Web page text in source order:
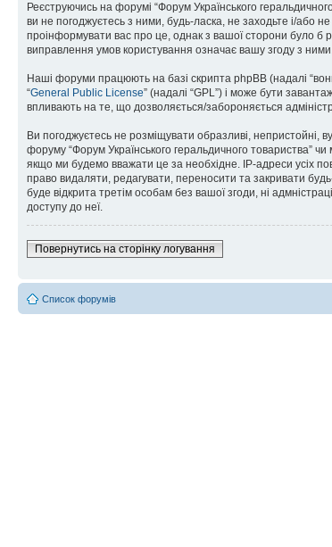
Реєструючись на форумі “Форум Українського
ви не погоджуєтесь з ними, будь-ласка, не заходьте і/або
проінформувати вас про це, однак з вашої сторони було б
виправлення умов користування означає вашу згоду з
Наші форуми працюють на базі скрипта phpBB (надалі
“General Public License” (надалі “GPL”) і може бути
впливають на те, що дозволяється/забороняється
Ви погоджуєтесь не розміщувати образливі, непристойні,
форуму “Форум Українського геральдичного товариства”
якщо ми будемо вважати це за необхідне. IP-адреси усіх
право видаляти, редагувати, переносити та закривати
буде відкрита третім особам без вашої згоди, ні
доступу до неї.
Повернутись на сторінку логування
Список форумів